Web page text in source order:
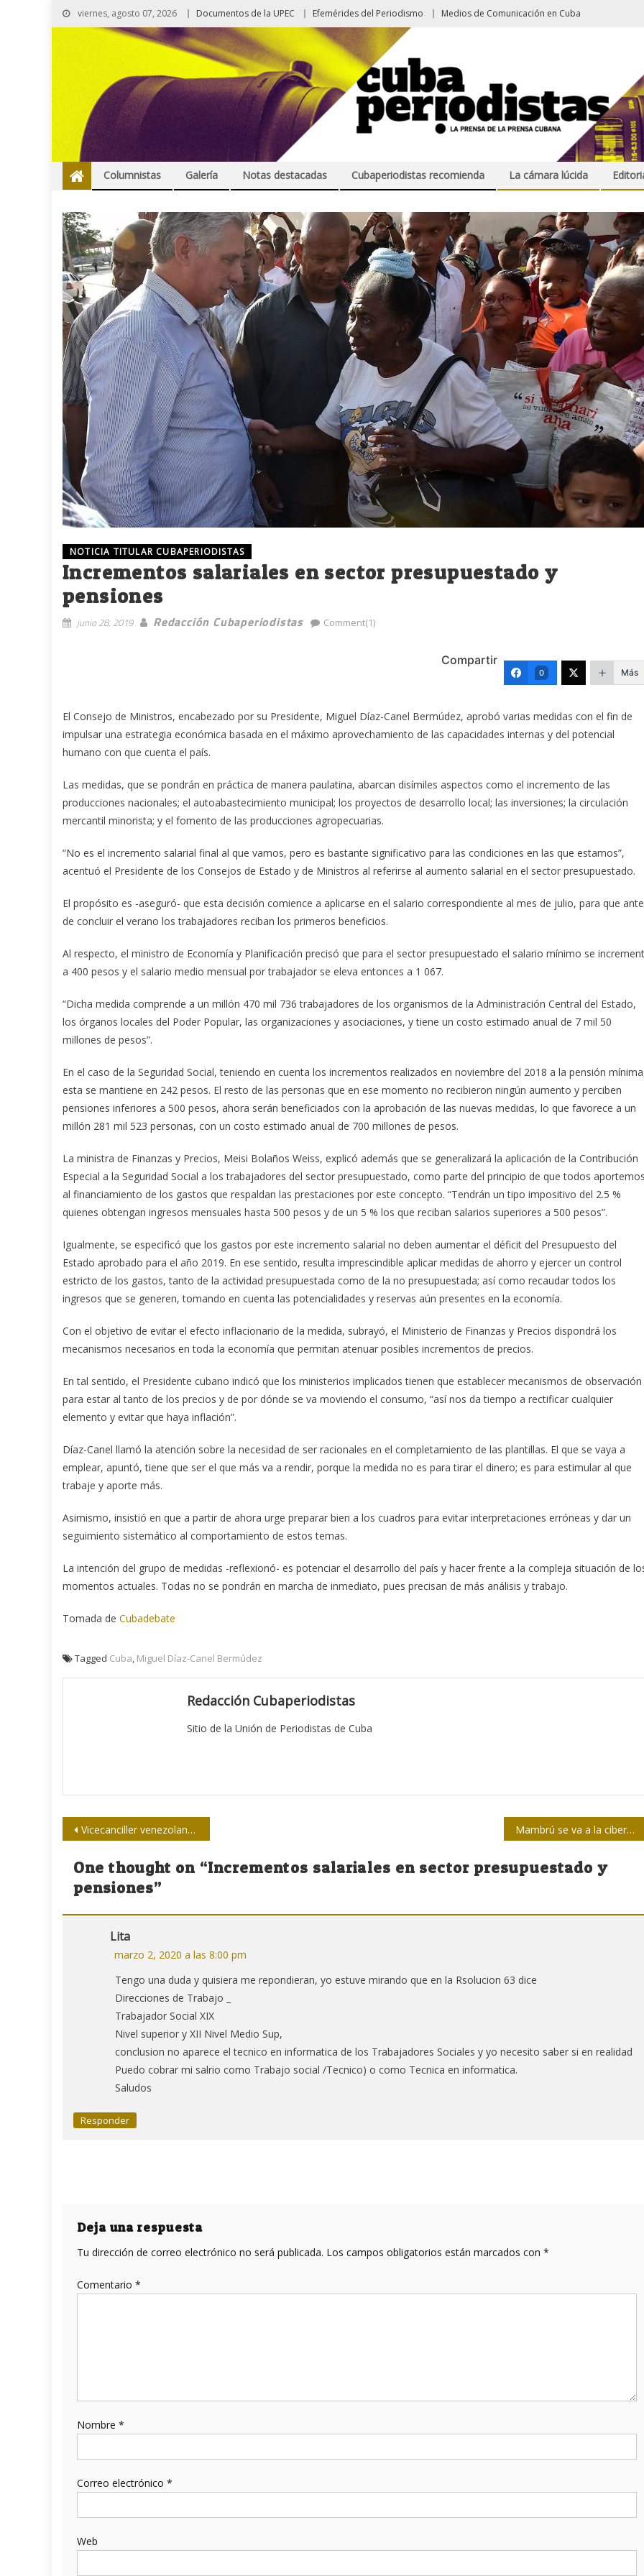
viernes, agosto 07, 2026 Documentos de la UPEC Efemérides del Periodismo Medios de Comunicación en Cuba
Columnistas Galería Notas destacadas Cubaperiodistas recomienda La cámara lúcida
NOTICIA TITULAR CUBAPERIODISTAS
Incrementos salariales en sector presupuestado y
pensiones
junio 28, 2019 Redacción Cubaperiodistas Comment(1)
Compartir
0 Más
El Consejo de Ministros, encabezado por su Presidente, Miguel Díaz-Canel Bermúdez, aprobó varias medidas con el fin de
impulsar una estrategia económica basada en el máximo aprovechamiento de las capacidades internas y del potencial
humano con que cuenta el país.
Las medidas, que se pondrán en práctica de manera paulatina, abarcan disímiles aspectos como el incremento de las
producciones nacionales; el autoabastecimiento municipal; los proyectos de desarrollo local; las inversiones; la circulación
mercantil minorista; y el fomento de las producciones agropecuarias.
“No es el incremento salarial final al que vamos, pero es bastante significativo para las condiciones en las que estamos”,
acentuó el Presidente de los Consejos de Estado y de Ministros al referirse al aumento salarial en el sector presupuestado.
El propósito es -aseguró- que esta decisión comience a aplicarse en el salario correspondiente al mes de julio, para que
de concluir el verano los trabajadores reciban los primeros beneficios.
Al respecto, el ministro de Economía y Planificación precisó que para el sector presupuestado el salario mínimo se
a 400 pesos y el salario medio mensual por trabajador se eleva entonces a 1 067.
“Dicha medida comprende a un millón 470 mil 736 trabajadores de los organismos de la Administración Central del Estado,
los órganos locales del Poder Popular, las organizaciones y asociaciones, y tiene un costo estimado anual de 7 mil 50
millones de pesos”.
En el caso de la Seguridad Social, teniendo en cuenta los incrementos realizados en noviembre del 2018 a la pensión
esta se mantiene en 242 pesos. El resto de las personas que en ese momento no recibieron ningún aumento y perciben
pensiones inferiores a 500 pesos, ahora serán beneficiados con la aprobación de las nuevas medidas, lo que favorece a un
millón 281 mil 523 personas, con un costo estimado anual de 700 millones de pesos.
La ministra de Finanzas y Precios, Meisi Bolaños Weiss, explicó además que se generalizará la aplicación de la Contribución
Especial a la Seguridad Social a los trabajadores del sector presupuestado, como parte del principio de que todos
al financiamiento de los gastos que respaldan las prestaciones por este concepto. “Tendrán un tipo impositivo del 2.5 %
quienes obtengan ingresos mensuales hasta 500 pesos y de un 5 % los que reciban salarios superiores a 500 pesos”.
Igualmente, se especificó que los gastos por este incremento salarial no deben aumentar el déficit del Presupuesto del
Estado aprobado para el año 2019. En ese sentido, resulta imprescindible aplicar medidas de ahorro y ejercer un control
estricto de los gastos, tanto de la actividad presupuestada como de la no presupuestada; así como recaudar todos los
ingresos que se generen, tomando en cuenta las potencialidades y reservas aún presentes en la economía.
Con el objetivo de evitar el efecto inflacionario de la medida, subrayó, el Ministerio de Finanzas y Precios dispondrá los
mecanismos necesarios en toda la economía que permitan atenuar posibles incrementos de precios.
En tal sentido, el Presidente cubano indicó que los ministerios implicados tienen que establecer mecanismos de observación
para estar al tanto de los precios y de por dónde se va moviendo el consumo, “así nos da tiempo a rectificar cualquier
elemento y evitar que haya inflación”.
Díaz-Canel llamó la atención sobre la necesidad de ser racionales en el completamiento de las plantillas. El que se vaya a
emplear, apuntó, tiene que ser el que más va a rendir, porque la medida no es para tirar el dinero; es para estimular al que
trabaje y aporte más.
Asimismo, insistió en que a partir de ahora urge preparar bien a los cuadros para evitar interpretaciones erróneas y dar un
seguimiento sistemático al comportamiento de estos temas.
La intención del grupo de medidas -reflexionó- es potenciar el desarrollo del país y hacer frente a la compleja situación de
momentos actuales. Todas no se pondrán en marcha de inmediato, pues precisan de más análisis y trabajo.
Tomada de Cubadebate
Tagged Cuba, Miguel Díaz-Canel Bermúdez
Redacción Cubaperiodistas
Sitio de la Unión de Periodistas de Cuba
Navegación
de
entradas
Vicecanciller venezolano visita la Upec Mambrú se va a la ciberguerra
One thought on “Incrementos salariales en sector presupuestado y
pensiones”
Lita
marzo 2, 2020 a las 8:00 pm
Tengo una duda y quisiera me repondieran, yo estuve mirando que en la Rsolucion 63 dice
Direcciones de Trabajo _
Trabajador Social XIX
Nivel superior y XII Nivel Medio Sup,
conclusion no aparece el tecnico en informatica de los Trabajadores Sociales y yo necesito saber si en realidad
Puedo cobrar mi salrio como Trabajo social /Tecnico) o como Tecnica en informatica.
Saludos
Responder
Deja una respuesta
Tu dirección de correo electrónico no será publicada. Los campos obligatorios están marcados con *
Comentario *
Nombre *
Correo electrónico *
Web